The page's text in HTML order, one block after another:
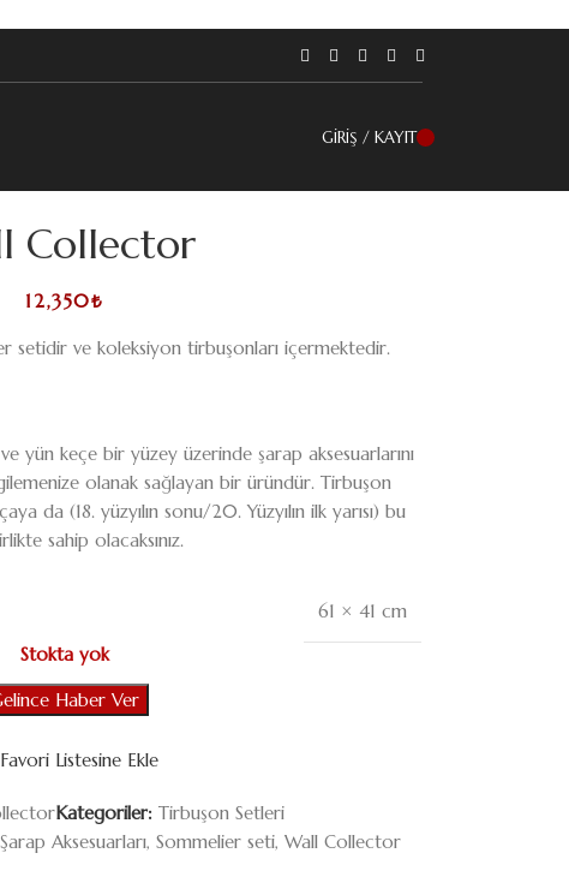
GIRIŞ / KAYIT
Collector
12,350₺
setidir ve koleksiyon tirbuşonları içermektedir.
yün keçe bir yüzey üzerinde şarap aksesuarlarını
olanak sağlayan bir üründür. Tirbuşon
da (18. yüzyılın sonu/20. Yüzyılın ilk yarısı) bu
sahip olacaksınız.
61 × 41 cm
Stokta yok
Haber Ver
Favori Listesine Ekle
Kategoriler: Tirbuşon Setleri
Şarap Aksesuarları, Sommelier seti, Wall Collector